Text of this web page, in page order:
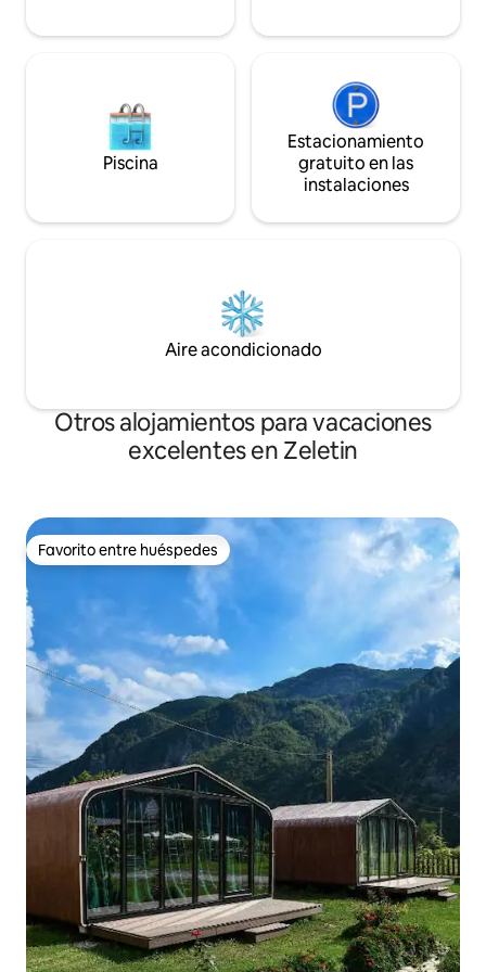
Piscina
Estacionamiento
gratuito en las
instalaciones
Aire acondicionado
Otros alojamientos para vacaciones
excelentes en Zeletin
Favorito entre huéspedes
Favorito entre huéspedes